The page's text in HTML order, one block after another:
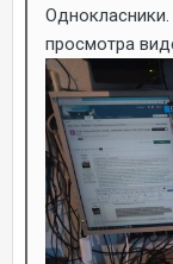
просмотра